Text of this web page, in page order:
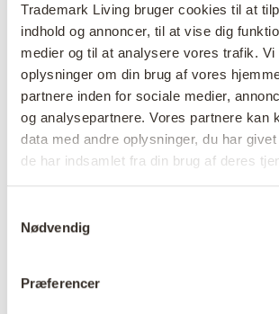
Trademark Living bruger cookies til at
indhold og annoncer, til at vise dig
medier og til at analysere vores trafik. Vi
oplysninger om din brug af vores
partnere inden for sociale medier,
og analysepartnere. Vores partnere kan
data med andre oplysninger, du har
de har indsamlet fra din brug af deres
Nødvendig
Præferencer
Varenr: G16182
Colli: 6 Stk
Farve: Røgfarvet
Størrelse: H:31 cm W:8 cm x
Find forhandler
Produktbeskrivelse